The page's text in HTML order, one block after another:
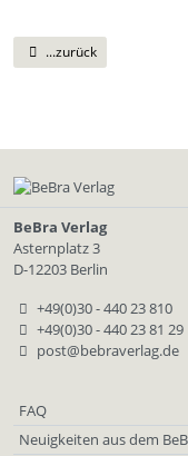
...zurück
BeBra Verlag
Asternplatz 3
D-12203 Berlin
+49(0)30 - 440 23 810
+49(0)30 - 440 23 81 29
post@bebraverlag.de
FAQ
Neuigkeiten aus dem